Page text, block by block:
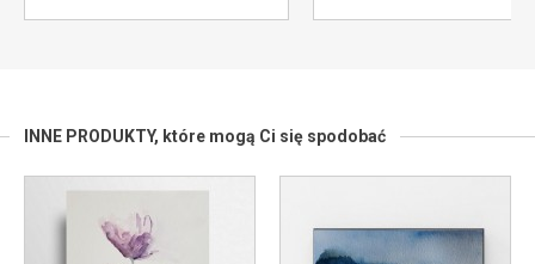
INNE PRODUKTY, które mogą Ci się spodobać